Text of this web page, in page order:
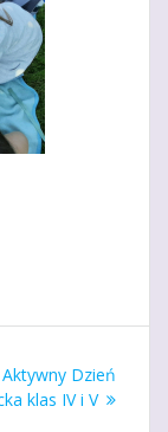
Następny
wpis:
Aktywny Dzień
klas IV i V